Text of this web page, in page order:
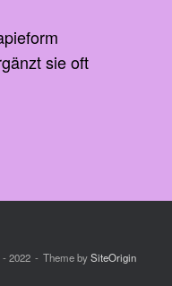
sie oft
2022 Theme bySiteOrigin